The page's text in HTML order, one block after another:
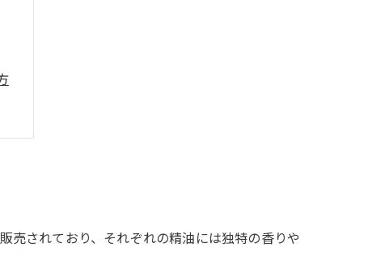
売されており、それぞれの精油には独特の香りや